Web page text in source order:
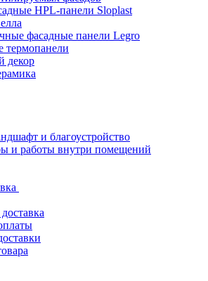
HPL-панели Sloplast
фасадные панели Legro
термопанели
декор
и благоустройство
и работы внутри помещений